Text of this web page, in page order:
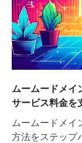
ムームードメ
サービス料金を
ムームードメイ
方法をステップ